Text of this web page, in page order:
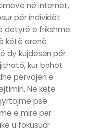
në internet,
për individët
detyrë e frikshme.
këtë arenë,
dy kujdesen për
kur bëhet
përvojën e
Në këtë
pse
e mirë për
u fokusuar